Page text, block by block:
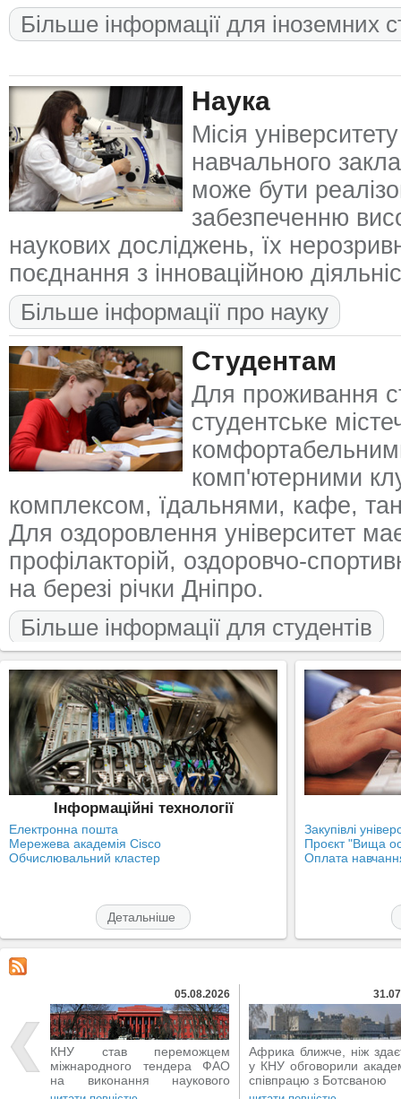
Більше інформації для іноземних
Наука
Місія
навчального
може бути
забезпеченню
наукових досліджень, їх
поєднання з інноваційною
Більше інформації про науку
Студентам
Для проживання
студентське
комп'ютерними
комплексом, їдальнями, кафе,
Для оздоровлення університет
профілакторій, оздоровчо-
на березі річки Дніпро.
Більше інформації для студентів
Інформаційні технології
Електронна пошта
Мережева академія Cisco
Обчислювальний кластер
Детальніше
Закупівлі
Проєкт "Вища
Оплата
05.08.2026
КНУ став переможцем
міжнародного тендера ФАО
на виконання наукового
проєкту
Африка ближче, ніж
у КНУ обговорили
співпрацю з Ботсваною